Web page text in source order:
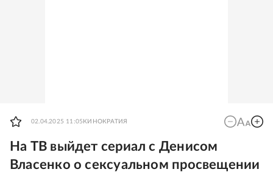
02.04.2025 11:05 КИНОКРАТИЯ
На ТВ выйдет сериал с Денисом
Власенко о сексуальном просвещении